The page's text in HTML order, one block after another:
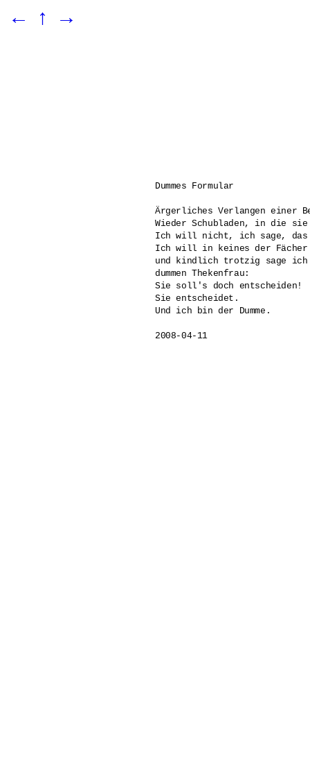
← ↑ →
Dummes Formular
Ärgerliches Verlangen einer
Wieder Schubladen, in die
Ich will nicht, ich sage,
Ich will in keines der Fächer
und kindlich trotzig sage ich
dummen Thekenfrau:
Sie soll's doch entscheiden!
Sie entscheidet.
Und ich bin der Dumme.
2008-04-11